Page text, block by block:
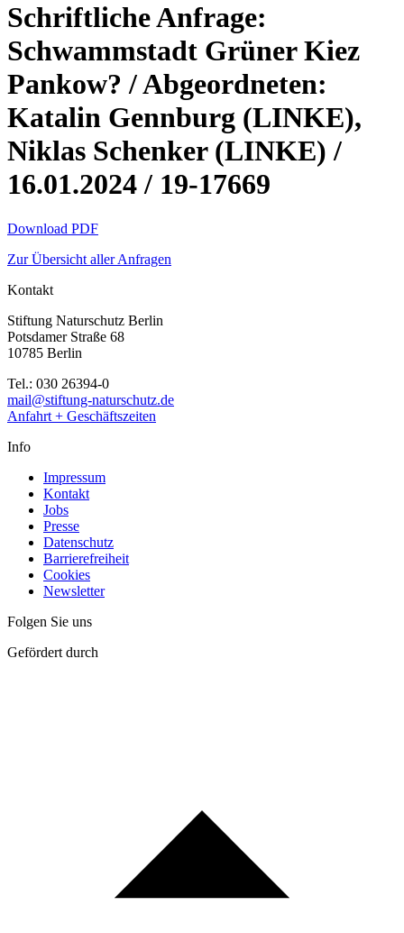
Schriftliche Anfrage:
Schwammstadt Grüner Kiez
Pankow? / Abgeordneten:
Katalin Gennburg (LINKE),
Niklas Schenker (LINKE) /
16.01.2024 / 19-17669
Download PDF
Zur Übersicht aller Anfragen
Kontakt
Stiftung Naturschutz Berlin
Potsdamer Straße 68
10785 Berlin
Tel.: 030 26394-0
mail@stiftung-naturschutz.de
Anfahrt + Geschäftszeiten
Info
Impressum
Kontakt
Jobs
Presse
Datenschutz
Barrierefreiheit
Cookies
Newsletter
Folgen Sie uns
Gefördert durch